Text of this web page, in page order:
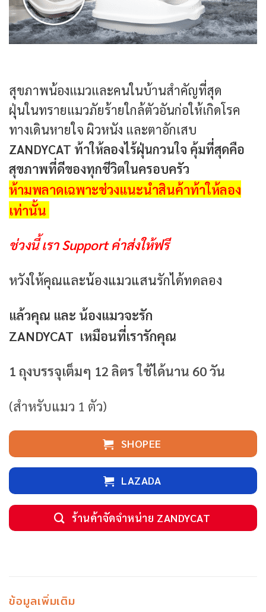
สุขภาพน้องแมวและคนในบ้านสำคัญที่สุด
ฝุ่นในทรายแมวภัยร้ายใกล้ตัวอันก่อให้เกิดโรค
ทางเดินหายใจ ผิวหนัง และตาอักเสบ
ZANDYCAT ท้าให้ลองไร้ฝุ่นกวนใจ คุ้มที่สุดคือ
สุขภาพที่ดีของทุกชีวิตในครอบครัว
ห้ามพลาดเฉพาะช่วงแนะนำสินค้าท้าให้ลอง
เท่านั้น
ช่วงนี้ เรา Support ค่าส่งให้ฟรี
หวังให้คุณและน้องแมวแสนรักได้ทดลอง
แล้วคุณ และ น้องแมวจะรัก
ZANDYCAT เหมือนที่เรารักคุณ
1 ถุงบรรจุเต็มๆ 12 ลิตรใช้ได้นาน 60 วัน
(สำหรับแมว 1 ตัว)
SHOPEE
LAZADA
ร้านค้าจัดจำหน่าย ZANDYCAT
ข้อมูลเพิ่มเติม